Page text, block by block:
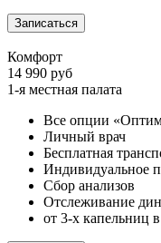
Записаться
Комфорт
14 990 руб
1-я местная палата
Все опции
Личный врач
Бесплатная
Индивидуальное
Сбор анализов
Отслеживание
от 3-х капельниц